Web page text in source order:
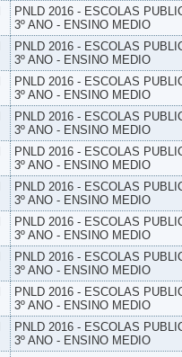
PNLD 2016 - ESCOLAS
3º ANO - ENSINO MEDIO
PNLD 2016 - ESCOLAS
3º ANO - ENSINO MEDIO
PNLD 2016 - ESCOLAS
3º ANO - ENSINO MEDIO
PNLD 2016 - ESCOLAS
3º ANO - ENSINO MEDIO
PNLD 2016 - ESCOLAS
3º ANO - ENSINO MEDIO
PNLD 2016 - ESCOLAS
3º ANO - ENSINO MEDIO
PNLD 2016 - ESCOLAS
3º ANO - ENSINO MEDIO
PNLD 2016 - ESCOLAS
3º ANO - ENSINO MEDIO
PNLD 2016 - ESCOLAS
3º ANO - ENSINO MEDIO
PNLD 2016 - ESCOLAS
3º ANO - ENSINO MEDIO